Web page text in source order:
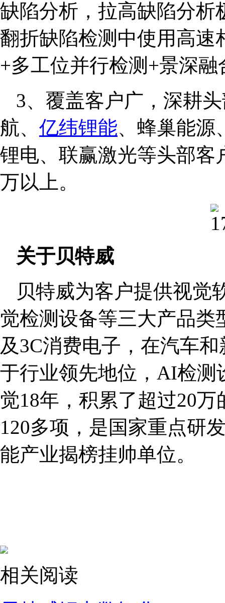
缺陷分析，拉高缺陷分析
翻折缺陷检测中使用高速
+多工位并行检测+景深
3、覆盖客户广，深耕
航、 亿纬锂能、蜂巢能源
锂电、联赢激光等头部客
万以上。
关于贝特威
贝特威为客户提供视觉
觉检测设备等三大产品
及3C消费电子，在汽车
于行业领先地位，AI检测
觉18年，积累了超过20
120多项，是国家重点研
能产业揭榜挂帅单位。
相关阅读